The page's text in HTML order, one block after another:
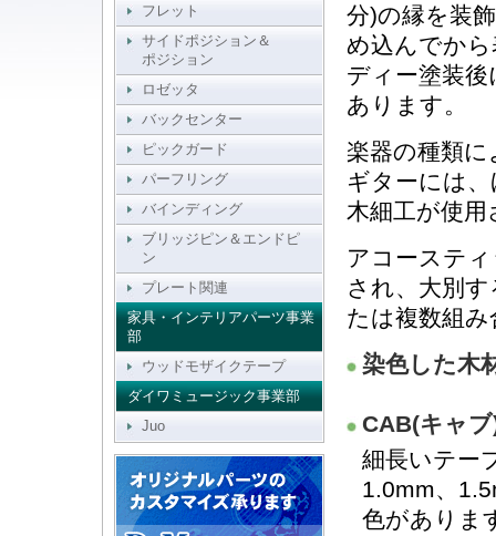
フレット
サイドポジション＆
ポジション
ロゼッタ
バックセンター
ピックガード
パーフリング
バインディング
ブリッジピン＆エンドピ
ン
プレート関連
家具・インテリアパーツ事業
部
ウッドモザイクテープ
ダイワミュージック事業部
Juo
分)の縁を装
め込んでか
ディー塗装
あります。
楽器の種類
ギターには
木細工が使
アコーステ
され、大別
たは複数組
染色した木
CAB(キャ
細長いテー
1.0mm、
色がありま